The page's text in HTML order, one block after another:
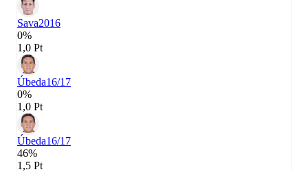
Sava2016
0%
1,0 Pt
Úbeda16/17
0%
1,0 Pt
Úbeda16/17
46%
1,5 Pt